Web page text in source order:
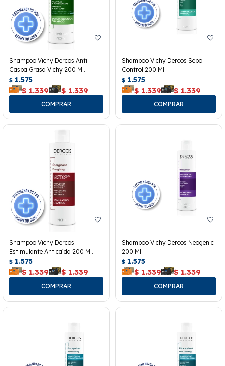
Shampoo Vichy Dercos Anti
Caspa Grasa Vichy 200 Ml.
$ 1.575
$ 1.339 $ 1.339
Shampoo Vichy Dercos Sebo
Control 200 Ml
$ 1.575
$ 1.339 $ 1.339
Shampoo Vichy Dercos
Estimulante Anticaída 200 Ml.
$ 1.575
$ 1.339 $ 1.339
Shampoo Vichy Dercos Neogenic
200 Ml.
$ 1.575
$ 1.339 $ 1.339